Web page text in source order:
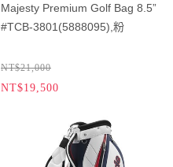
Majesty Premium Golf Bag 8.5”
#TCB-3801(5888095),粉
NT$21,000
NT$19,500